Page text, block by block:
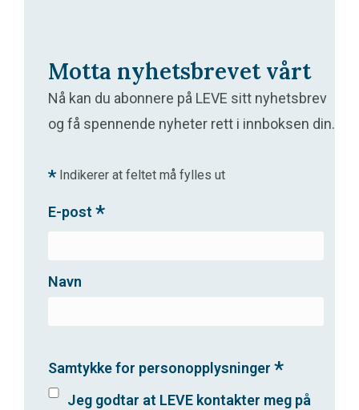
Motta nyhetsbrevet vårt
Nå kan du abonnere på LEVE sitt nyhetsbrev
og få spennende nyheter rett i innboksen din.
* Indikerer at feltet må fylles ut
E-post *
Navn
Samtykke for personopplysninger *
Jeg godtar at LEVE kontakter meg på